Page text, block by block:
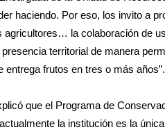
haciendo. Por eso, los invito a
agricultores… la colaboración de
territorial de manera
frutos en tres o más años”.
que el Programa de
la institución es la